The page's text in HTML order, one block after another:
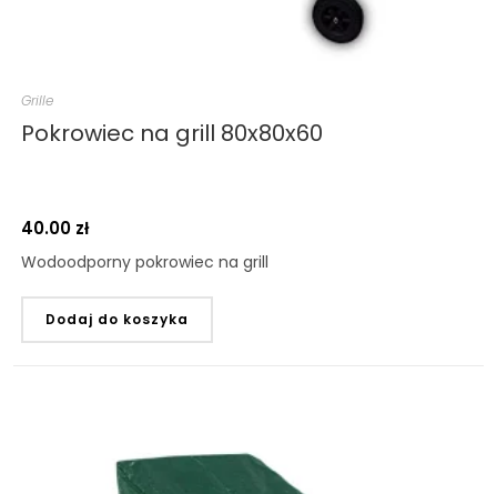
Grille
Pokrowiec na grill 80x80x60
40.00 zł
Wodoodporny pokrowiec na grill
Dodaj do koszyka